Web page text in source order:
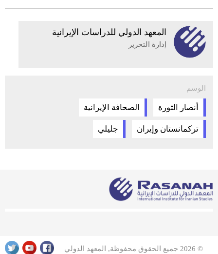
المعهد الدولي للدراسات الإيرانية
إدارة التحرير
الوسم
أنصار الثورة الصحافة الإيرانية
تركمانستان وإيران جليلي
© 2026 جميع الحقوق محفوظة, المعهد الدولي